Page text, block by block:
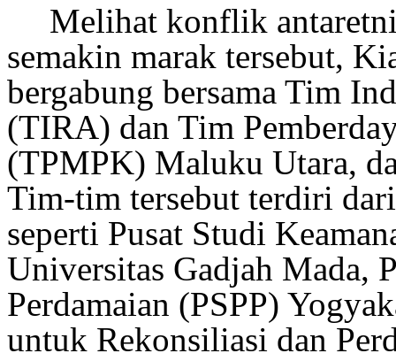
Melihat konflik
semakin marak tersebut,
bergabung bersama Tim
(TIRA) dan Tim
(TPMPK) Maluku Utara,
Tim-tim tersebut terdiri
seperti Pusat Studi
Universitas Gadjah Mada,
Perdamaian (PSPP)
untuk Rekonsiliasi dan